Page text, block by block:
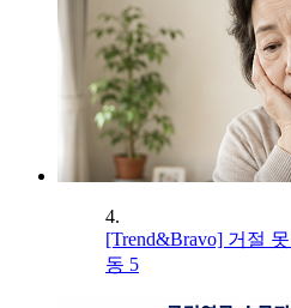
4.
[Trend&Bravo] 거절
동 5